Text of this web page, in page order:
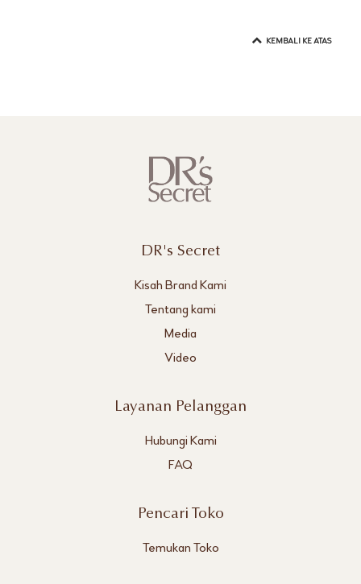
KEMBALI KE ATAS
DR's Secret
Kisah Brand Kami
Tentang kami
Media
Video
Layanan Pelanggan
Hubungi Kami
FAQ
Pencari Toko
Temukan Toko